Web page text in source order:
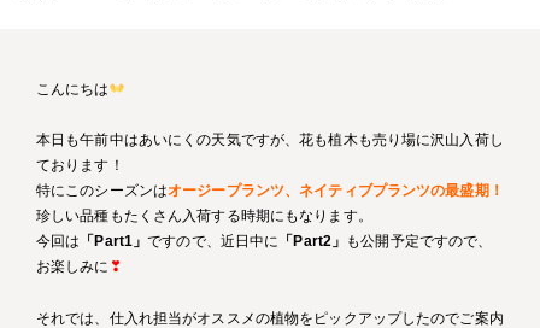
こんにちは
本日も午前中はあいにくの天気ですが、花も植木も売り場に沢山入荷し
ております！
特にこのシーズンはオージープランツ、ネイティブプランツの最盛期！
珍しい品種もたくさん入荷する時期にもなります。
今回は 「Part1」ですので、近日中に 「Part2」 も公開予定ですので、
お楽しみに ❣
それでは、仕入れ担当がオススメの植物をピックアップしたのでご案内